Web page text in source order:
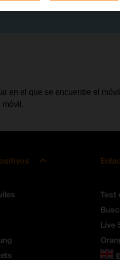
en el que se encuentre el
móvil.
Test
Live